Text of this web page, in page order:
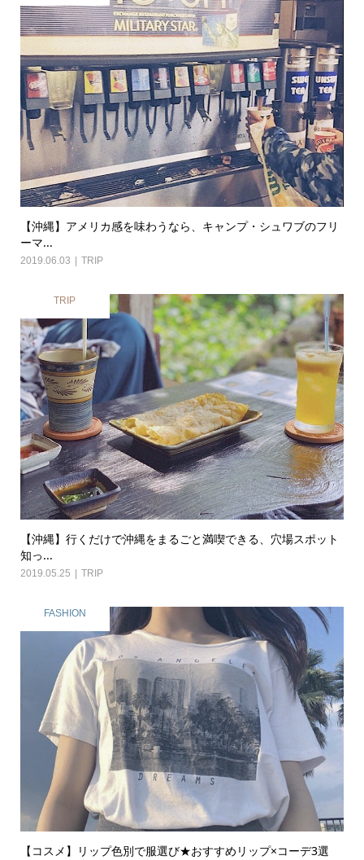
【沖縄】アメリカ感を味わうなら、キャンプ・シュワブのフリ
ーマ...
2019.06.03 TRIP
TRIP
【沖縄】行くだけで沖縄をまるごと満喫できる、穴場スポット
知っ...
2019.05.25 TRIP
FASHION
【コスメ】リップ色別で服選び★おすすめリップ×コーデ3選